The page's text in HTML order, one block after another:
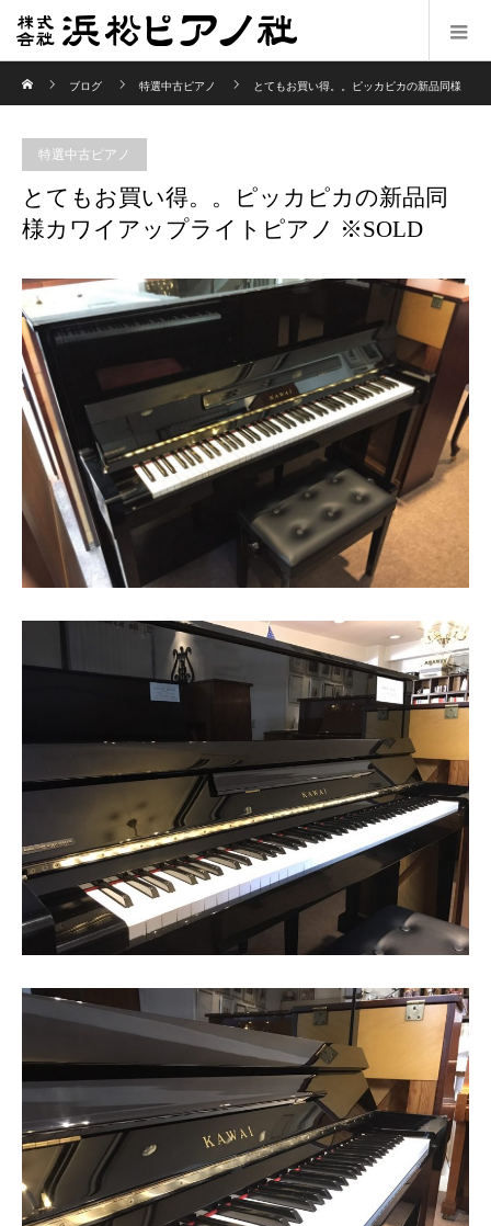
ブログ
特選中古ピアノ とてもお買い得。。ピッカピカの新品同様
特選中古ピアノ
とてもお買い得。。ピッカピカの新品同
様カワイアップライトピアノ ※SOLD